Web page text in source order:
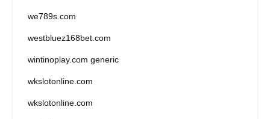
we789s.com
westbluez168bet.com
wintinoplay.com generic
wkslotonline.com
wkslotonline.com